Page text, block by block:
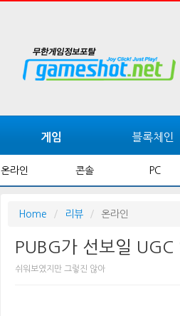
게임 블록체인
온라인 콘솔 PC
Home 리뷰 온라인
PUBG가 선보일
쉬워보였지만 그렇진 않아